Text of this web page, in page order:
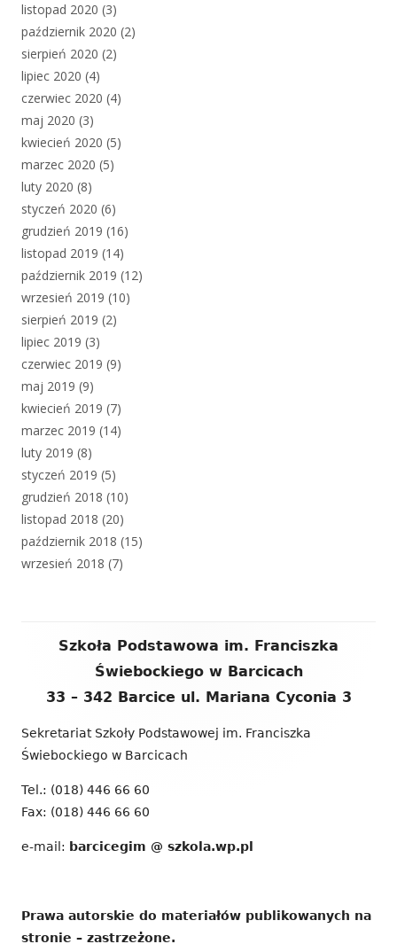
listopad 2020 (3)
październik 2020 (2)
sierpień 2020 (2)
lipiec 2020 (4)
czerwiec 2020 (4)
maj 2020 (3)
kwiecień 2020 (5)
marzec 2020 (5)
luty 2020 (8)
styczeń 2020 (6)
grudzień 2019 (16)
listopad 2019 (14)
październik 2019 (12)
wrzesień 2019 (10)
sierpień 2019 (2)
lipiec 2019 (3)
czerwiec 2019 (9)
maj 2019 (9)
kwiecień 2019 (7)
marzec 2019 (14)
luty 2019 (8)
styczeń 2019 (5)
grudzień 2018 (10)
listopad 2018 (20)
październik 2018 (15)
wrzesień 2018 (7)
Zawartość
Szkoła Podstawowa im. Franciszka
Świebockiego w Barcicach
33 – 342 Barcice ul. Mariana Cyconia 3
Sekretariat Szkoły Podstawowej im. Franciszka
Świebockiego w Barcicach
Tel.: (018) 446 66 60
Fax: (018) 446 66 60
e-mail: barcicegim @ szkola.wp.pl
Prawa autorskie do materiałów publikowanych na
stronie – zastrzeżone.